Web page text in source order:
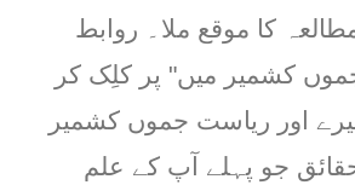
کا موقع ملا۔ روابط
کشمیر میں" پر کلِک کر
اور ریاست جموں کشمیر
جو پہلے آپ کے علم